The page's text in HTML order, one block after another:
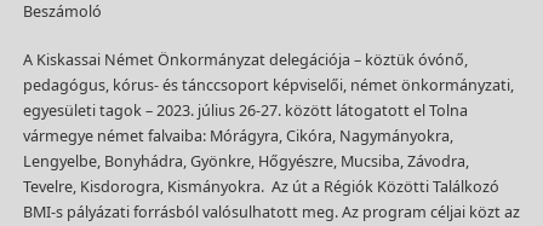
Beszámoló
A Kiskassai Német Önkormányzat delegációja – köztük óvónő,
pedagógus, kórus- és tánccsoport képviselői, német önkormányzati,
egyesületi tagok – 2023. július 26-27. között látogatott el Tolna
vármegye német falvaiba: Mórágyra, Cikóra, Nagymányokra,
Lengyelbe, Bonyhádra, Gyönkre, Hőgyészre, Mucsiba, Závodra,
Tevelre, Kisdorogra, Kismányokra. Az út a Régiók Közötti Találkozó
BMI-s pályázati forrásból valósulhatott meg. Az program céljai közt az